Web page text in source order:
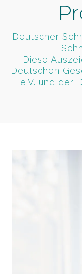
Deutscher
​Diese
Deutschen
e.V. und der